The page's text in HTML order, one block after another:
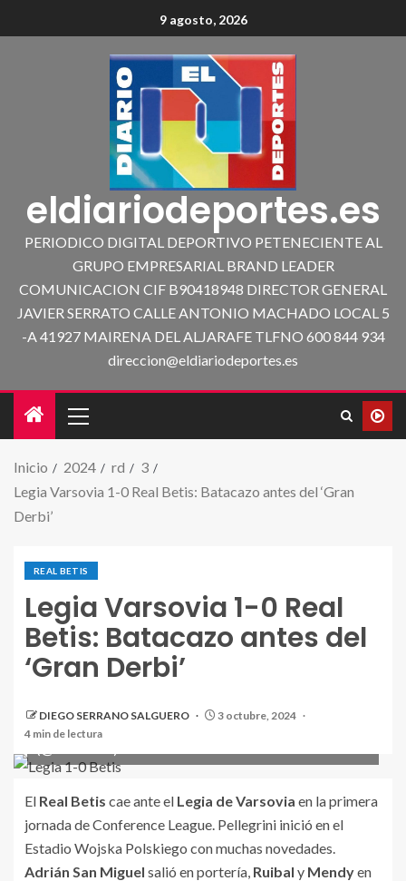
9 agosto, 2026
eldiariodeportes.es
PERIODICO DIGITAL DEPORTIVO PETENECIENTE AL
GRUPO EMPRESARIAL BRAND LEADER
COMUNICACION CIF B90418948 DIRECTOR GENERAL
JAVIER SERRATO CALLE ANTONIO MACHADO LOCAL 5
-A 41927 MAIRENA DEL ALJARAFE TLFNO 600 844 934
direccion@eldiariodeportes.es
Inicio 2024 rd
3
Legia Varsovia 1-0 Real Betis: Batacazo antes del ‘Gran
Derbi’
REAL BETIS
Legia Varsovia 1-0 Real
Betis: Batacazo antes del
‘Gran Derbi’
DIEGO SERRANO SALGUERO
3 octubre, 2024
4 min de lectura
Pablo Fornals encarando a Rúben Vinagre. | Fuente: X
El Real Betis cae ante el Legia de Varsovia en la primera
jornada de Conference League. Pellegrini inició en el
Estadio Wojska Polskiego con muchas novedades.
Adrián San Miguel salió en portería, Ruibal y Mendyen